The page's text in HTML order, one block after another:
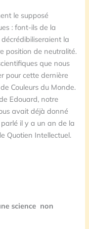
le supposé
: font-ils de la
la
position de neutralité.
que nous
pour cette dernière
Couleurs du Monde.
Edouard, notre
avait déjà donné
il y a un an de la
Quotien Intellectuel.
science non